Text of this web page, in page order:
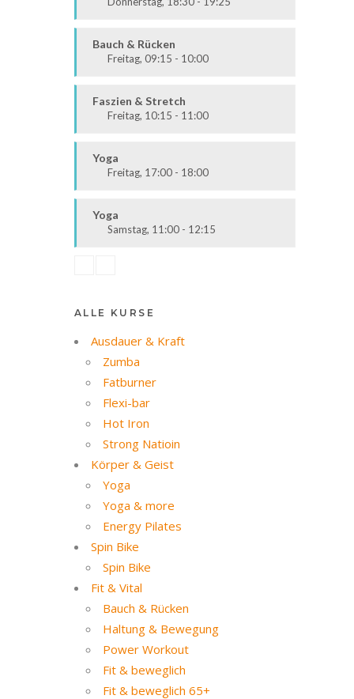
Mittelstufe
Bauch & Rücken
Freitag, 09:15 - 10:00
Alle
Faszien & Stretch
Freitag, 10:15 - 11:00
Alle
Yoga
Freitag, 17:00 - 18:00
Alle
Yoga
Samstag, 11:00 - 12:15
ALLE KURSE
Ausdauer & Kraft
Zumba
Fatburner
Flexi-bar
Hot Iron
Strong Natioin
Körper & Geist
Yoga
Yoga & more
Energy Pilates
Spin Bike
Spin Bike
Fit & Vital
Bauch & Rücken
Haltung & Bewegung
Power Workout
Fit & beweglich
Fit & beweglich 65+